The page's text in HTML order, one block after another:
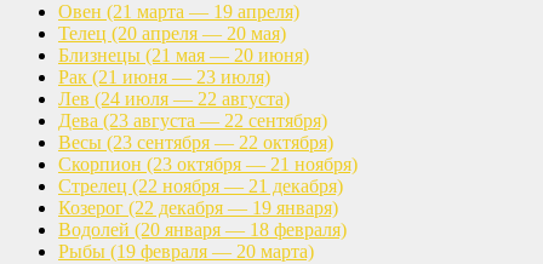
Овен (21 марта — 19 апреля)
Телец (20 апреля — 20 мая)
Близнецы (21 мая — 20 июня)
Рак (21 июня — 23 июля)
Лев (24 июля — 22 августа)
Дева (23 августа — 22 сентября)
Весы (23 сентября — 22 октября)
Скорпион (23 октября — 21 ноября)
Стрелец (22 ноября — 21 декабря)
Козерог (22 декабря — 19 января)
Водолей (20 января — 18 февраля)
Рыбы (19 февраля — 20 марта)